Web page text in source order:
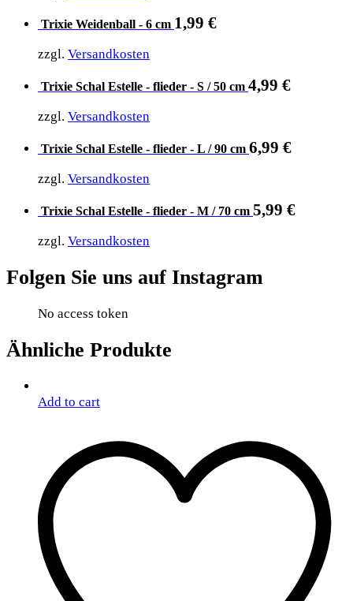
Trixie Weidenball - 6 cm 1,99 €
zzgl. Versandkosten
Trixie Schal Estelle - flieder - S / 50 cm 4,99 €
zzgl. Versandkosten
Trixie Schal Estelle - flieder - L / 90 cm 6,99 €
zzgl. Versandkosten
Trixie Schal Estelle - flieder - M / 70 cm 5,99 €
zzgl. Versandkosten
Folgen Sie uns auf Instagram
No access token
Ähnliche Produkte
Add to cart